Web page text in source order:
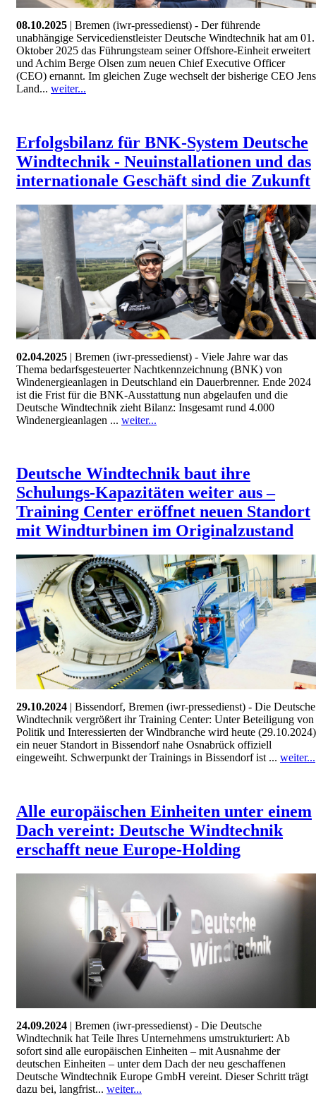
08.10.2025 | Bremen (iwr-pressedienst) - Der führende
unabhängige Servicedienstleister Deutsche Windtechnik hat am 01.
Oktober 2025 das Führungsteam seiner Offshore-Einheit erweitert
und Achim Berge Olsen zum neuen Chief Executive Officer
(CEO) ernannt. Im gleichen Zuge wechselt der bisherige CEO Jens
Land... weiter...
Erfolgsbilanz für BNK-System Deutsche
Windtechnik - Neuinstallationen und das
internationale Geschäft sind die Zukunft
02.04.2025 | Bremen (iwr-pressedienst) - Viele Jahre war das
Thema bedarfsgesteuerter Nachtkennzeichnung (BNK) von
Windenergieanlagen in Deutschland ein Dauerbrenner. Ende 2024
ist die Frist für die BNK-Ausstattung nun abgelaufen und die
Deutsche Windtechnik zieht Bilanz: Insgesamt rund 4.000
Windenergieanlagen ... weiter...
Deutsche Windtechnik baut ihre
Schulungs-Kapazitäten weiter aus –
Training Center eröffnet neuen Standort
mit Windturbinen im Originalzustand
29.10.2024 | Bissendorf, Bremen (iwr-pressedienst) - Die Deutsche
Windtechnik vergrößert ihr Training Center: Unter Beteiligung von
Politik und Interessierten der Windbranche wird heute (29.10.2024)
ein neuer Standort in Bissendorf nahe Osnabrück offiziell
eingeweiht. Schwerpunkt der Trainings in Bissendorf ist ... weiter...
Alle europäischen Einheiten unter einem
Dach vereint: Deutsche Windtechnik
erschafft neue Europe-Holding
24.09.2024 | Bremen (iwr-pressedienst) - Die Deutsche
Windtechnik hat Teile Ihres Unternehmens umstrukturiert: Ab
sofort sind alle europäischen Einheiten – mit Ausnahme der
deutschen Einheiten – unter dem Dach der neu geschaffenen
Deutsche Windtechnik Europe GmbH vereint. Dieser Schritt trägt
dazu bei, langfrist... weiter...